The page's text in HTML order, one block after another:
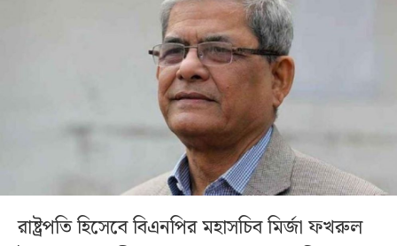
রাষ্ট্রপতি হিসেবে বিএনপির মহাসচিব মির্জা ফখরুল